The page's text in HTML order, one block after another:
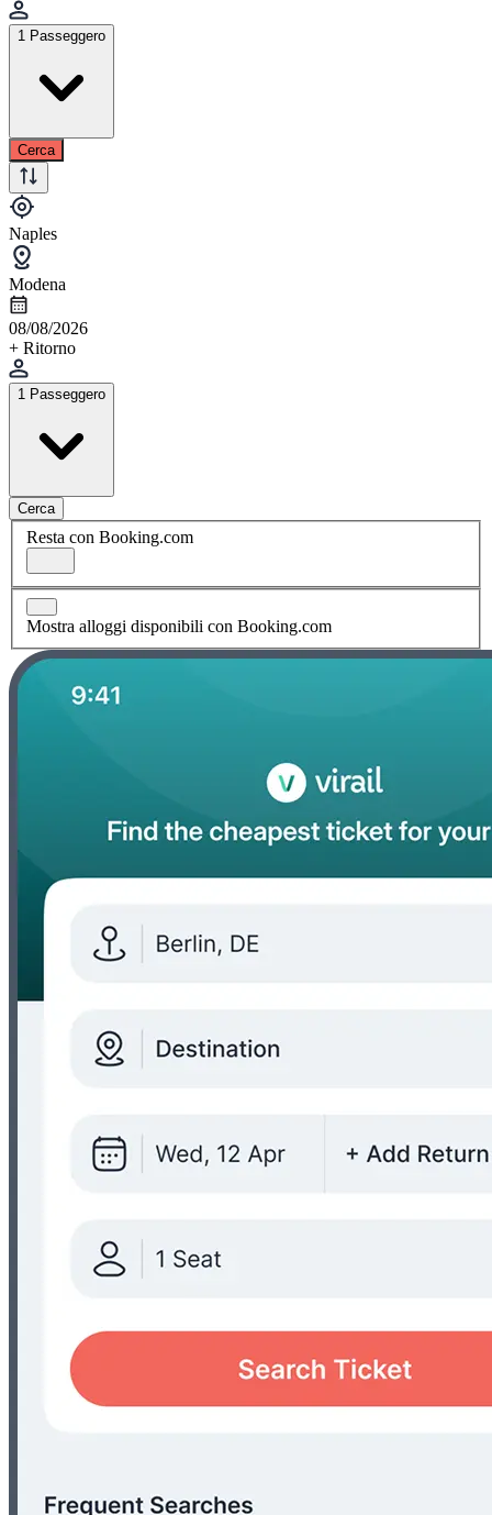
1 Passeggero
Cerca
Naples
Modena
08/08/2026
+ Ritorno
1 Passeggero
Cerca
Resta con Booking.com
Mostra alloggi disponibili con Booking.com